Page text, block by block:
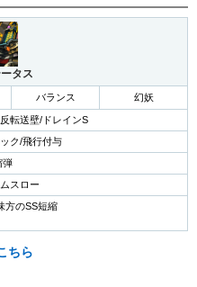
タス
バランス 幻妖
転送壁/ドレインS
ク/飛行付与
弾
スロー
方のSS短縮
ちら